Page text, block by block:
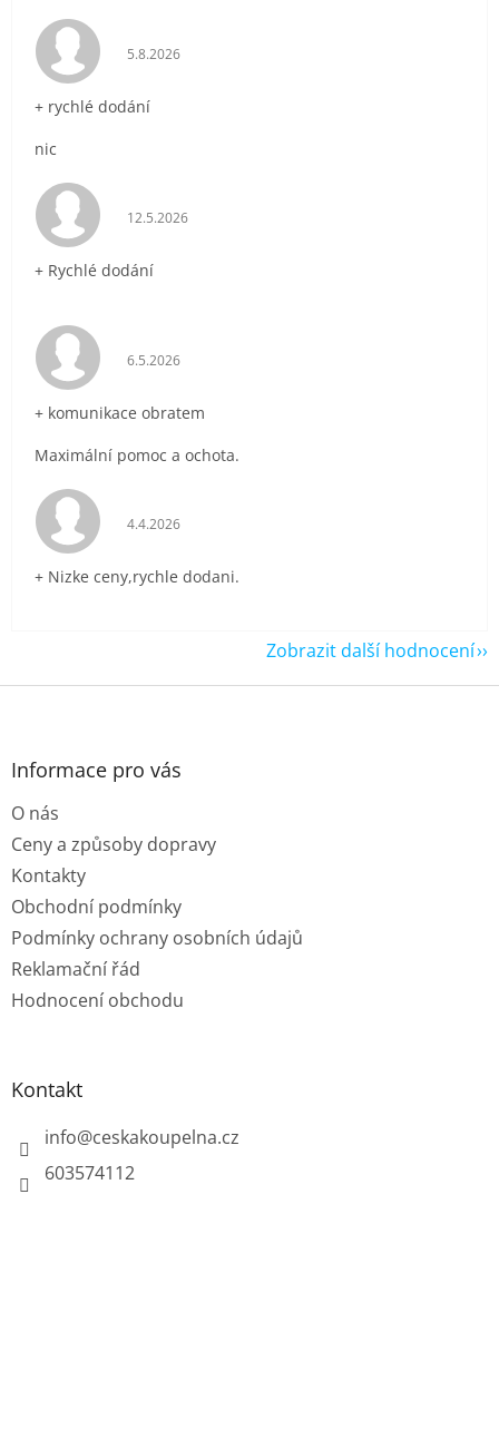
Hodnocení obchodu je 5 z 5 hvězdiček.
5.8.2026
+ rychlé dodání
nic
Hodnocení obchodu je 5 z 5 hvězdiček.
12.5.2026
+ Rychlé dodání
Hodnocení obchodu je 5 z 5 hvězdiček.
6.5.2026
+ komunikace obratem
Maximální pomoc a ochota.
Hodnocení obchodu je 5 z 5 hvězdiček.
4.4.2026
+ Nizke ceny,rychle dodani.
Zobrazit další hodnocení
Z
Informace pro vás
O nás
Ceny a způsoby dopravy
Kontakty
Obchodní podmínky
Podmínky ochrany osobních údajů
Reklamační řád
Hodnocení obchodu
Kontakt
info@ceskakoupelna.cz
603574112